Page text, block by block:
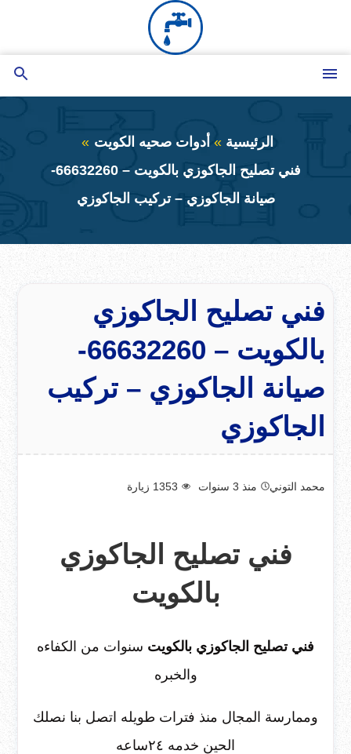
المحتوى
الرئيسية
أدوات صحيه الكويت
فني تصليح الجاكوزي بالكويت – 66632260-
صيانة الجاكوزي – تركيب الجاكوزي
فني تصليح الجاكوزي
بالكويت – 66632260-
صيانة الجاكوزي – تركيب
الجاكوزي
محمد التوني منذ 3 سنوات 1353 زيارة
فني تصليح الجاكوزي
بالكويت
فني تصليح الجاكوزي بالكويت سنوات من الكفاءه
والخبره
وممارسة المجال منذ فترات طويله اتصل بنا نصلك
الحين خدمه ٢٤ساعه